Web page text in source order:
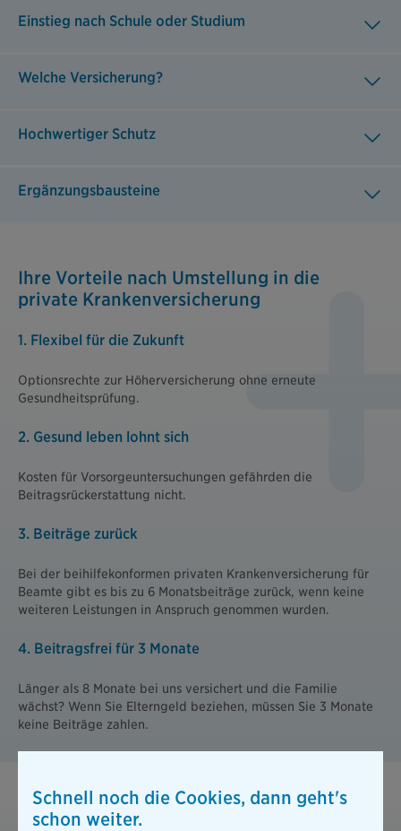
Einstieg nach Schule oder Studium
Welche Versicherung?
Hochwertiger Schutz
Ergänzungsbausteine
Ihre Vorteile nach Umstellung in die
private Krankenversicherung
1. Flexibel für die Zukunft
Optionsrechte zur Höherversicherung ohne erneute
Gesundheitsprüfung.
2. Gesund leben lohnt sich
Kosten für Vorsorgeuntersuchungen gefährden die
Beitragsrückerstattung nicht.
3. Beiträge zurück
Bei der beihilfekonformen privaten Krankenversicherung für
Beamte gibt es bis zu 6 Monatsbeiträge zurück, wenn keine
weiteren Leistungen in Anspruch genommen wurden.
4. Beitragsfrei für 3 Monate
Länger als 8 Monate bei uns versichert und die Familie
wächst? Wenn Sie Elterngeld beziehen, müssen Sie 3 Monate
keine Beiträge zahlen.
B 660510 Highlightblatt DPolG
Schnell noch die Cookies, dann geht's
schon weiter.